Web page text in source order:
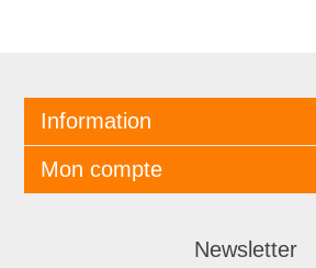
Information
Mon compte
Newsletter